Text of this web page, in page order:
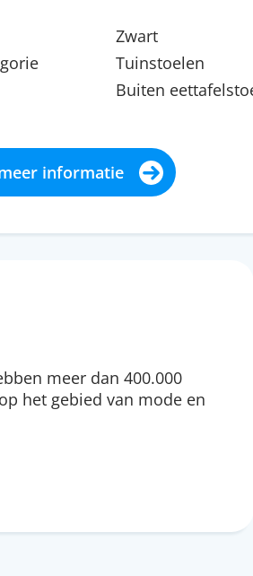
Zwart
Tuinstoelen
Buiten
informatie
meer dan 400.000
het gebied van mode en